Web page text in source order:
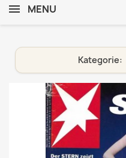
MENU
Kategorie: